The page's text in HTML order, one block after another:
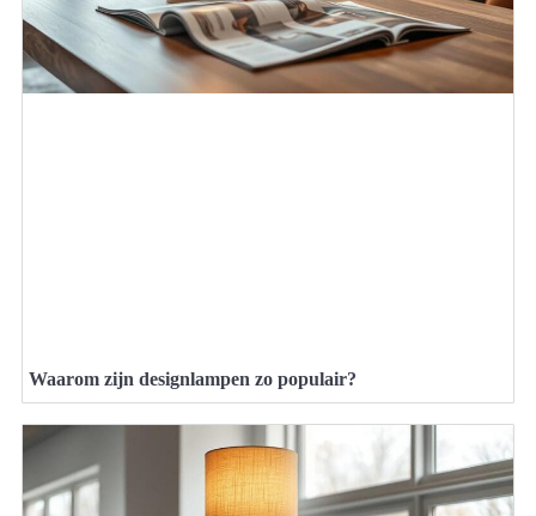
Waarom zijn designlampen zo populair?